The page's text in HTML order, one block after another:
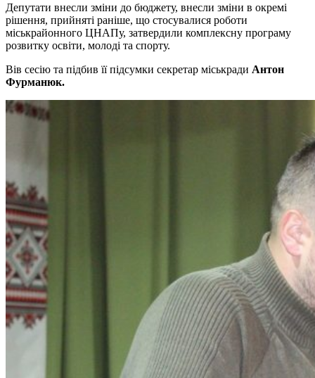
Депутати внесли зміни до бюджету, внесли зміни в окремі
рішення, прийняті раніше, що стосувалися роботи
міськрайонного ЦНАПу, затвердили комплексну програму
розвитку освіти, молоді та спорту.
Вів сесію та підбив її підсумки секретар міськради Антон
Фурманюк.